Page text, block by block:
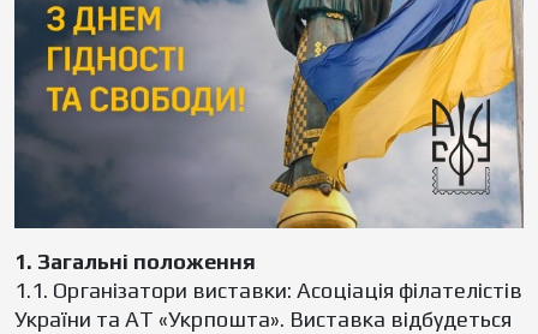
1. Загальні положення
1.1. Організатори виставки: Асоціація філателістів
України та АТ «Укрпошта». Виставка відбудеться